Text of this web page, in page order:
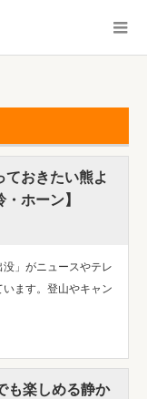
おきたい熊よ
ホーン】
」がニュースやテレ
ます。登山やキャン
も楽しめる静か